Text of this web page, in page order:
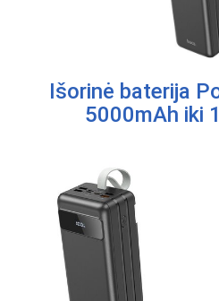
Išorinė baterija
5000mAh iki